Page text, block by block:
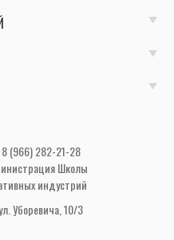
(966) 282-21-28
Школы
индустрий
Уборевича, 10/3